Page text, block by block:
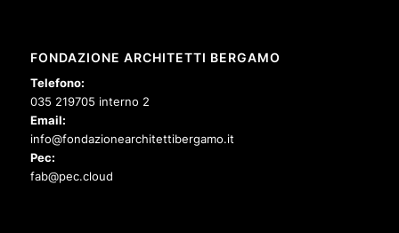
FONDAZIONE ARCHITETTI BERGAMO
Telefono:
035 219705 interno 2
Email:
info@fondazionearchitettibergamo.it
Pec:
fab@pec.cloud